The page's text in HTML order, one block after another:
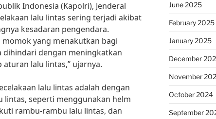
Indonesia (Kapolri), Jenderal
lalu lintas sering terjadi akibat
kesadaran pengendara.
momok yang menakutkan bagi
dihindari dengan meningkatkan
lalu lintas,” ujarnya.
lalu lintas adalah dengan
seperti menggunakan helm
rambu-rambu lalu lintas, dan
June 2025
February 2025
January 2025
December
November
October 2024
September